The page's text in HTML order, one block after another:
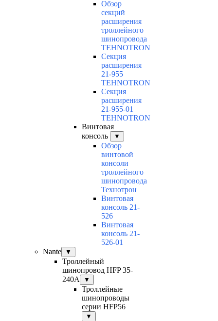
Обзор
секций
расширения
троллейного
шинопровода
TEHNOTRON
Секция
расширения
21-955
TEHNOTRON
Секция
расширения
21-955-01
TEHNOTRON
Винтовая
консоль
▼
Обзор
винтовой
консоли
троллейного
шинопровода
Технотрон
Винтовая
консоль 21-
526
Винтовая
консоль 21-
526-01
Nante
▼
Троллейный
шинопровод HFP 35-
240А
▼
Троллейные
шинопроводы
серии HFP56
▼